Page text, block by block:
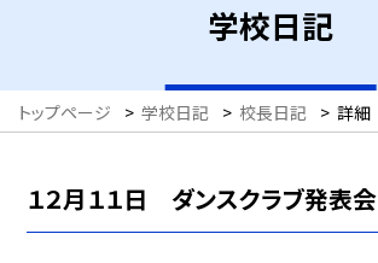
学校日記
トップページ > 学校日記 > 校長日記 > 詳細
１２月１１日 ダンスクラブ発表会